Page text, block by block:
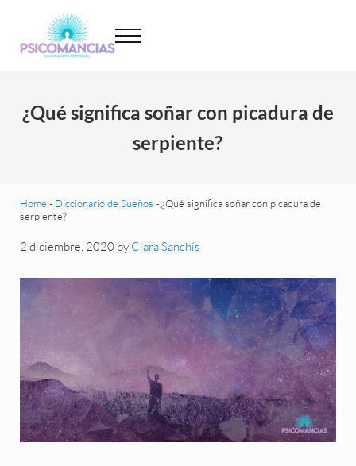
Psicomancias
Menu
¿Qué significa soñar con picadura de
serpiente?
Home - Diccionario de Sueños -¿Qué significa soñar con picadura de
serpiente?
2 diciembre, 2020 by Clara Sanchís